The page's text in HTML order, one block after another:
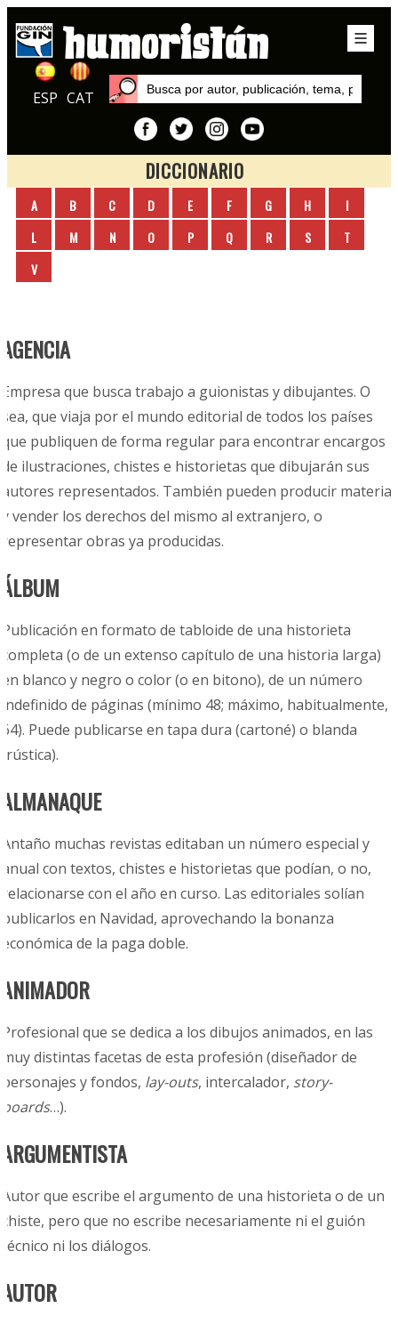
ESP CAT
DICCIONARIO
Inicio
A B C D E F G H
I
L
M N O P Q R S
T
V
AGENCIA
Empresa que busca trabajo a guionistas y dibujantes. O
sea, que viaja por el mundo editorial de todos los países
que publiquen de forma regular para encontrar encargos
de ilustraciones, chistes e historietas que dibujarán sus
autores representados. También pueden producir material
y vender los derechos del mismo al extranjero, o
representar obras ya producidas.
ÁLBUM
Publicación en formato de tabloide de una historieta
completa (o de un extenso capítulo de una historia larga)
en blanco y negro o color (o en bitono), de un número
indefinido de páginas (mínimo 48; máximo, habitualmente,
64). Puede publicarse en tapa dura (cartoné) o blanda
(rústica).
ALMANAQUE
Antaño muchas revistas editaban un número especial y
anual con textos, chistes e historietas que podían, o no,
relacionarse con el año en curso. Las editoriales solían
publicarlos en Navidad, aprovechando la bonanza
económica de la paga doble.
ANIMADOR
Profesional que se dedica a los dibujos animados, en las
muy distintas facetas de esta profesión (diseñador de
personajes y fondos, lay-outs, intercalador, story-
boards…).
ARGUMENTISTA
Autor que escribe el argumento de una historieta o de un
chiste, pero que no escribe necesariamente ni el guión
técnico ni los diálogos.
AUTOR